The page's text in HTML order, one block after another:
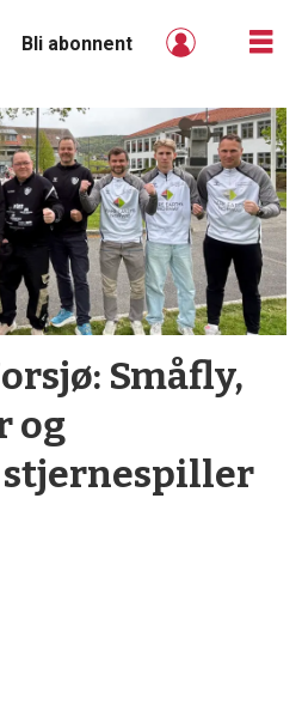
Bli abonnent
Småfly,
og